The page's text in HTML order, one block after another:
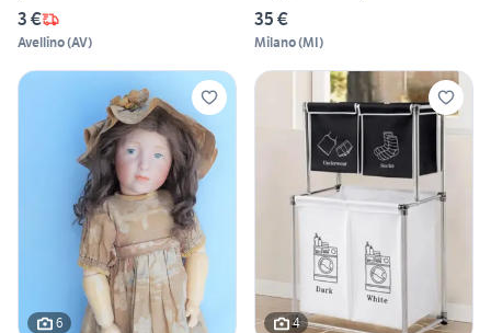
3 €
Avellino(AV)
35 €
Milano(MI)
6 4